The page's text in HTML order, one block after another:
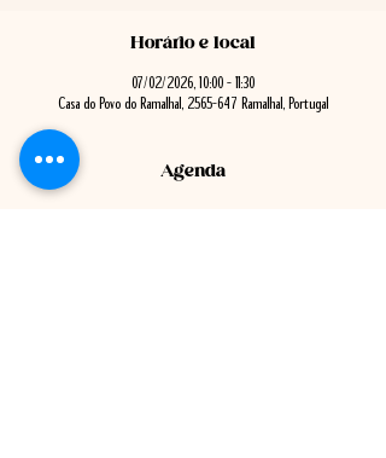
Horário e local
07/02/2026, 10:00 – 11:30
Casa do Povo do Ramalhal, 2565-647 Ramalhal, Portugal
Agenda